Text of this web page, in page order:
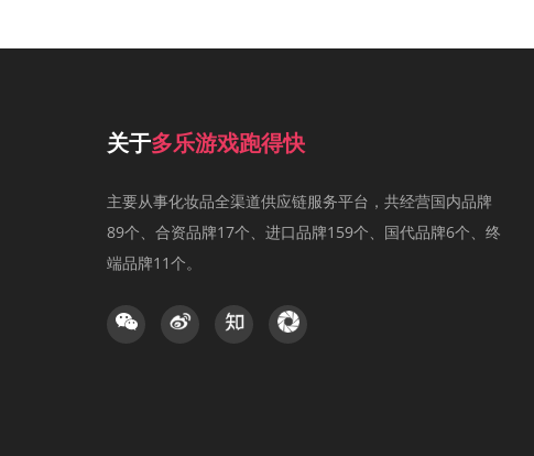
关于多乐游戏跑得快
主要从事化妆品全渠道供应链服务平台，共经营国内品牌
89个、合资品牌17个、进口品牌159个、国代品牌6个、终
端品牌11个。